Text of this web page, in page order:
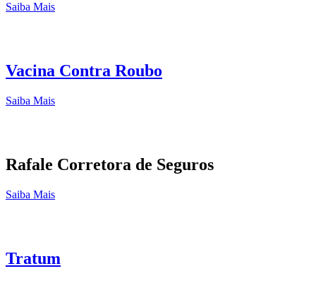
Saiba Mais
Vacina Contra Roubo
Saiba Mais
Rafale Corretora de Seguros
Saiba Mais
Tratum